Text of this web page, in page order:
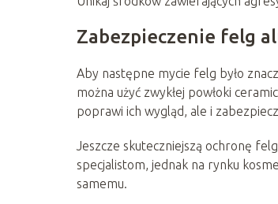
Zabezpieczenie felg
Aby następne mycie felg było
można użyć zwykłej powłoki
poprawi ich wygląd, ale i
Jeszcze skuteczniejszą ochronę
specjalistom, jednak na rynku
samemu.